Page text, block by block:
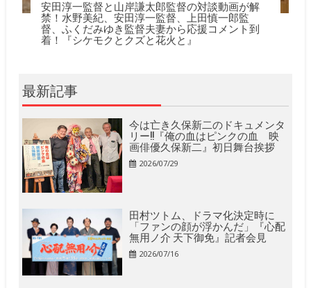
安田淳一監督と山岸謙太郎監督の対談動画が解
禁！水野美紀、安田淳一監督、上田慎一郎監
督、ふくだみゆき監督夫妻から応援コメント到
着！『シケモクとクズと花火と』
最新記事
今は亡き久保新二のドキュメンタ
リー!!『俺の血はピンクの血 映
画俳優久保新二』初日舞台挨拶
2026/07/29
田村ツトム、ドラマ化決定時に
「ファンの顔が浮かんだ」『心配
無用ノ介 天下御免』記者会見
2026/07/16